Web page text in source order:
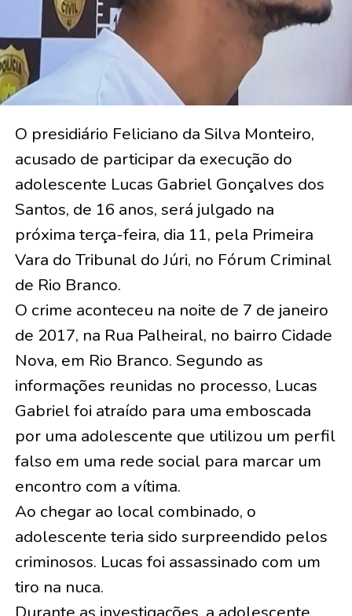
O presidiário Feliciano da Silva Monteiro,
acusado de participar da execução do
adolescente Lucas Gabriel Gonçalves dos
Santos, de 16 anos, será julgado na
próxima terça-feira, dia 11, pela Primeira
Vara do Tribunal do Júri, no Fórum Criminal
de Rio Branco.
O crime aconteceu na noite de 7 de janeiro
de 2017, na Rua Palheiral, no bairro Cidade
Nova, em Rio Branco. Segundo as
informações reunidas no processo, Lucas
Gabriel foi atraído para uma emboscada
por uma adolescente que utilizou um perfil
falso em uma rede social para marcar um
encontro com a vítima.
Ao chegar ao local combinado, o
adolescente teria sido surpreendido pelos
criminosos. Lucas foi assassinado com um
tiro na nuca.